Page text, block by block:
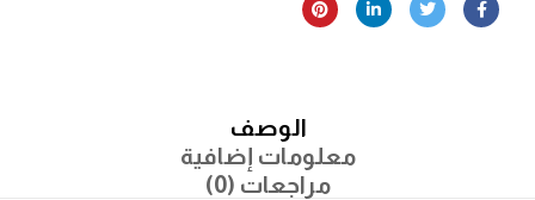
الوصف
معلومات إضافية
مراجعات (0)